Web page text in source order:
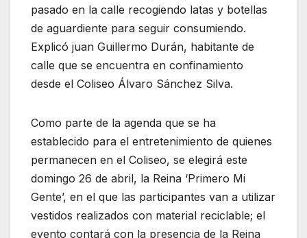
pasado en la calle recogiendo latas y botellas
de aguardiente para seguir consumiendo.
Explicó juan Guillermo Durán, habitante de
calle que se encuentra en confinamiento
desde el Coliseo Álvaro Sánchez Silva.
Como parte de la agenda que se ha
establecido para el entretenimiento de quienes
permanecen en el Coliseo, se elegirá este
domingo 26 de abril, la Reina ‘Primero Mi
Gente’, en el que las participantes van a utilizar
vestidos realizados con material reciclable; el
evento contará con la presencia de la Reina